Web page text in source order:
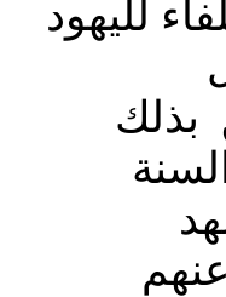
لليهود
بذلك